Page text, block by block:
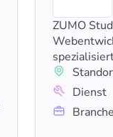
ZUMO
Dienst
Branche